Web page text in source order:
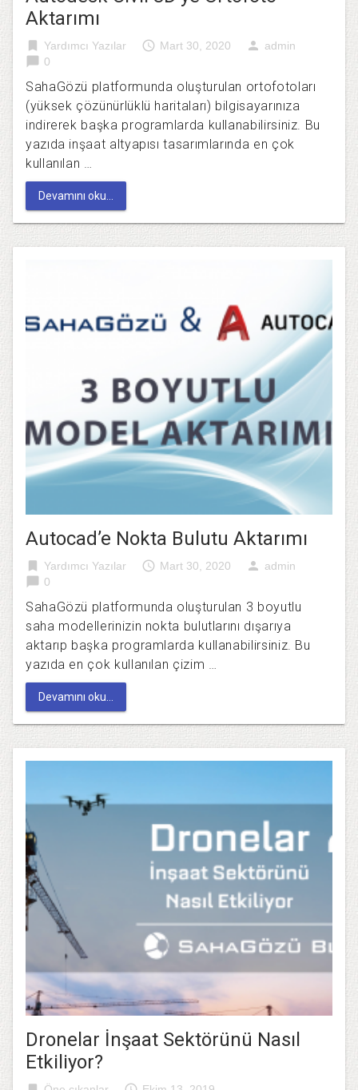
Aktarımı
bookmark Yardımcı Yazılar access_time Mart 30, 2020 person admin
chat_bubble 0
SahaGözü platformunda oluşturulan ortofotoları
(yüksek çözünürlüklü haritaları) bilgisayarınıza
indirerek başka programlarda kullanabilirsiniz. Bu
yazıda inşaat altyapısı tasarımlarında en çok
kullanılan …
Devamını oku...
Autocad’e Nokta Bulutu Aktarımı
bookmark Yardımcı Yazılar access_time Mart 30, 2020 person admin
chat_bubble 0
SahaGözü platformunda oluşturulan 3 boyutlu
saha modellerinizin nokta bulutlarını dışarıya
aktarıp başka programlarda kullanabilirsiniz. Bu
yazıda en çok kullanılan çizim …
Devamını oku...
Dronelar İnşaat Sektörünü Nasıl
Etkiliyor?